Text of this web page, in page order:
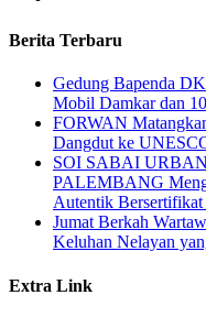
Berita Terbaru
Gedung Bapenda
Mobil Damkar dan
FORWAN
Dangdut ke
SOI SABAI
PALEMBANG
Autentik
Jumat Berkah
Keluhan Nelayan
Extra Link